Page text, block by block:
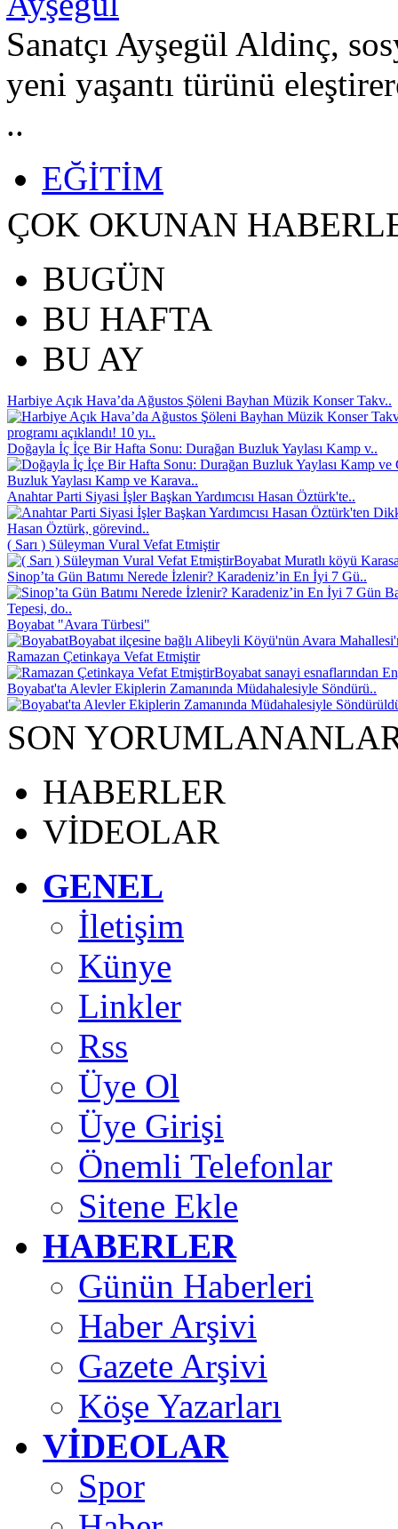
Sanatçı Ayşegül Aldinç,
yeni yaşantı türünü
..
EĞİTİM
ÇOK OKUNAN
BUGÜN
BU HAFTA
BU AY
Harbiye Açık Hava’da Ağustos Şöleni Bayhan Müzik Konser Takv..
programı açıklandı! 10 yı..
Doğayla İç İçe Bir Hafta Sonu: Durağan Buzluk Yaylası Kamp v..
Buzluk Yaylası Kamp ve Karava..
Anahtar Parti Siyasi İşler Başkan Yardımcısı Hasan Öztürk'te..
Hasan Öztürk, görevind..
( Sarı ) Süleyman Vural Vefat Etmiştir
Boyabat Muratlı köyü
Sinop’ta Gün Batımı Nerede İzlenir? Karadeniz’in En İyi 7 Gü..
Tepesi, do..
Boyabat "Avara Türbesi"
Boyabat ilçesine bağlı Alibeyli Köyü'nün Avara
Ramazan Çetinkaya Vefat Etmiştir
Boyabat sanayi esnaflarından
Boyabat'ta Alevler Ekiplerin Zamanında Müdahalesiyle Söndürü..
SON
HABERLER
VİDEOLAR
GENEL
İletişim
Künye
Linkler
Rss
Üye Ol
Üye Girişi
Önemli Telefonlar
Sitene Ekle
HABERLER
Günün Haberleri
Haber Arşivi
Gazete Arşivi
Köşe Yazarları
VİDEOLAR
Spor